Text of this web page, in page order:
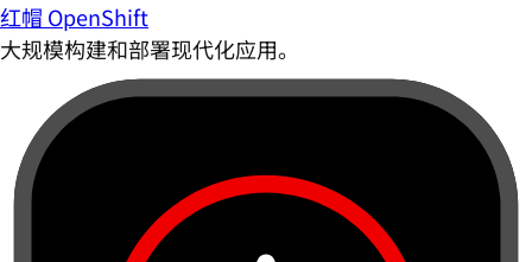
红帽 OpenShift
大规模构建和部署现代化应用。